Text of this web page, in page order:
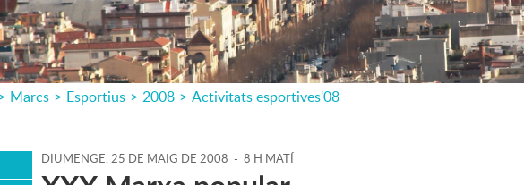
Marcs > Esportius > 2008 > Activitats esportives'08
DIUMENGE,25 DE MAIG DE 2008 - 8 H MATÍ